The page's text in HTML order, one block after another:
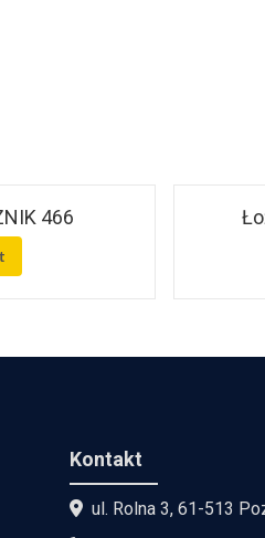
466
Kontakt
ul. Rolna 3, 61-513